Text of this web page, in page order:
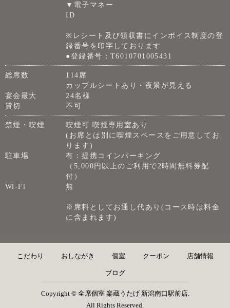
▼電子マネー
ID
※レシート及び領収書にインボイス制度の登
録番号を印字しております
●登録番号：T6010701005431
総席数
114席
カップルシートあり・夜景が見える
宴会最大
24名様
貸切
不可
禁煙・喫煙
喫煙可 喫煙専用室あり
(お席とは別に喫煙スペースをご用意してお
ります)
駐車場
有：提携コインパーキング
（5,000円以上のご利用で2時間無料券配
付）
Wi-Fi
無
※席料としてお通し代あり(コース時は料金
に含まれます)
こだわり おしながき 個室 クーポン 店舗情報
ブログ
Copyright © 全席個室 楽蔵うたげ 新潟南口駅前店.
All Rights Reserved.